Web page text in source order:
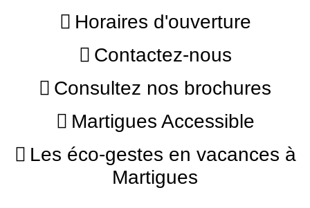
Horaires d'ouverture
Contactez-nous
Consultez nos brochures
Martigues Accessible
Les éco-gestes en vacances à
Martigues